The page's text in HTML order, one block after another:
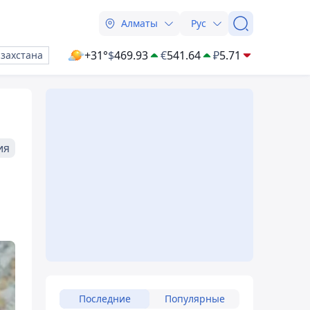
Алматы Рус
+31°$469.93 €541.64 ₽5.71
Последние Популярные